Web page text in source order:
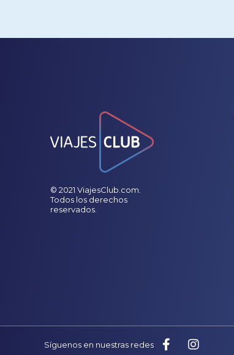
© 2021 ViajesClub.com.
Todos los derechos
reservados.
Síguenos en nuestras redes